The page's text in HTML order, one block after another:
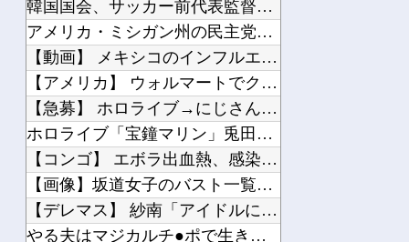
外国人「とてつもない逸材がいる」15歳FW礒部怜夢、衝撃ゴールでリバプールU15...
【にじさんじ】 委員長、ゲリラ豪雨でPC浸水→データ完全消失も「おもしろいかった...
Powered by livedoor 相互RSS
韓国国会、サッカー前代表監督を追及「なぜ負けたのか」
アメリカ・ミシガン州の民主党予備選挙 イスラム教徒の“急進左...
【動画】 メキシコのインフルエンサー、ライブ配信中に襲撃され...
【アメリカ】 ウォルマートでクリスマスの悪ふざけが騒動に サ...
【急募】 ホロライブ→にじさんじ→ぶいすぽ
ホロライブ「宝鐘マリン」兎田ぺこらコラボに協力！ホロ夏アモア...
【コンゴ】 エボラ出血熱、感染3600人…過去最大の流行に
【画像】坂道女子のバスト一覧ｗｗｗｗｗｗｗｗｗｗｗｗwｗｗ...
【デレマス】 紗南「アイドルに似合うポケモン？」
やる夫はマジカルチ●ポで生き抜かないといけないようです 小話...